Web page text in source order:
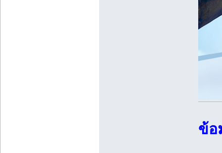
ข้อ